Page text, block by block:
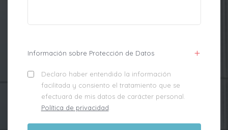
Información sobre Protección de Datos
Declaro haber entendido la información
facilitada y consiento el tratamiento que se
efectuará de mis datos de carácter personal.
Política de privacidad.